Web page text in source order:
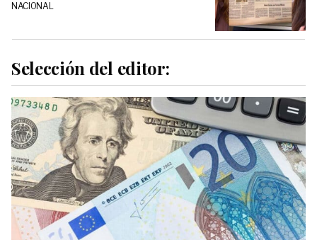
NACIONAL
Selección del editor: